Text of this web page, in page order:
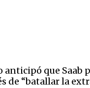
que Saab
de “batallar la